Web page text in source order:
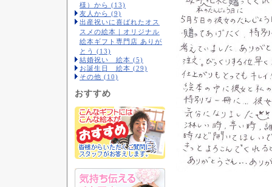
様）から (13)
友人から (9)
出産祝いに喜ばれたオス
スメの絵本｜オリジナル
絵本ギフト専門店 ありが
とう (13)
結婚祝い 絵本 (5)
お誕生日 絵本 (29)
その他 (10)
おすすめ